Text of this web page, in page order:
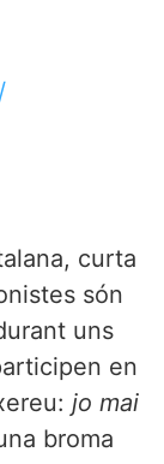
curta
són
uns
en
jo mai
broma